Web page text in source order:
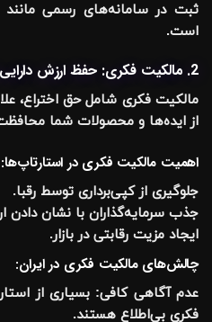
ثبت در سامانه‌های رسمی
است.
2. مالکیت فکری: حفظ ارزش دارایی‌های معنوی استارتاپ
مالکیت فکری شامل حق اختراع،
از ایده‌ها و محصولات شما
اهمیت مالکیت فکری در استارتاپ‌ها:
جلوگیری از کپی‌برداری توسط رقبا.
جذب سرمایه‌گذاران با نشان دادن
ایجاد مزیت رقابتی در بازار.
چالش‌های مالکیت فکری در ایران:
عدم آگاهی کافی: بسیاری از
فکری بی‌اطلاع هستند.